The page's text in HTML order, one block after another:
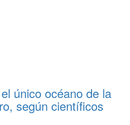
único océano de la
según científicos